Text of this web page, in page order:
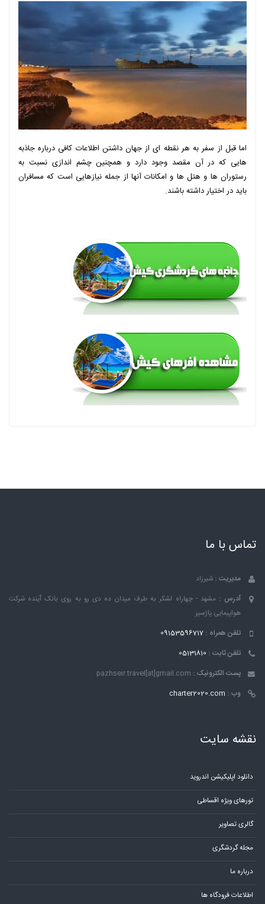
اما قبل از سفر به هر نقطه ای از جهان داشتن اطلاعات کافی درباره جاذبه
هایی که در آن مقصد وجود دارد و همچنین چشم اندازی نسبت به
رستوران ها و هتل ها و امکانات آنها از جمله نیازهایی است که مسافران
باید در اختیار داشته باشند.
تماس با ما
مدیریت : شیرزاد
آدرس : مشهد - چهاراه لشکر به طرف میدان ده دی رو به روی بانک ٱینده شرکت
هواپیمایی پاژسیر
تلفن همراه : 09153596717
تلفن ثابت : 05131810
پست الکترونیک : pazhseir.travel[at]gmail.com
وب : charter2020.com
نقشه سایت
دانلود اپلیکیشن اندروید
تورهای ویژه اقساطی
گالری تصاویر
مجله گردشگری
درباره ما
اطلاعات فرودگاه ها